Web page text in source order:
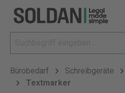
Bürobedarf Schreibgeräte
Textmarker